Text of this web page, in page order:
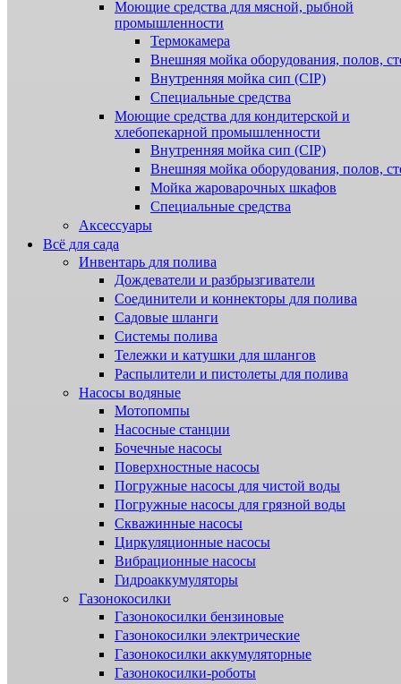
Моющие средства для мясной, рыбной
промышленности
Термокамера
Внешняя мойка оборудования, полов,
Внутренняя мойка сип (CIP)
Специальные средства
Моющие средства для кондитерской и
хлебопекарной промышленности
Внутренняя мойка сип (CIP)
Внешняя мойка оборудования, полов,
Мойка жароварочных шкафов
Специальные средства
Аксессуары
Всё для сада
Инвентарь для полива
Дождеватели и разбрызгиватели
Соединители и коннекторы для полива
Садовые шланги
Системы полива
Тележки и катушки для шлангов
Распылители и пистолеты для полива
Насосы водяные
Мотопомпы
Насосные станции
Бочечные насосы
Поверхностные насосы
Погружные насосы для чистой воды
Погружные насосы для грязной воды
Скважинные насосы
Циркуляционные насосы
Вибрационные насосы
Гидроаккумуляторы
Газонокосилки
Газонокосилки бензиновые
Газонокосилки электрические
Газонокосилки аккумуляторные
Газонокосилки-роботы